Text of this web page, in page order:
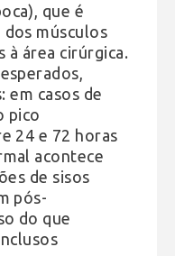
que é
dos músculos
à área cirúrgica.
em casos de
pico
24 e 72 horas
acontece
de sisos
pós-
do que